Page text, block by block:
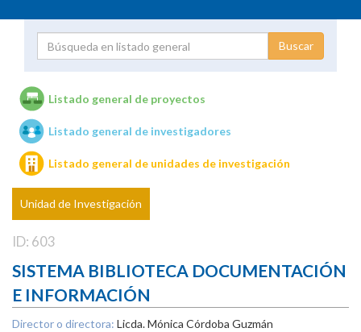
Unidades de investigación
Listado general de proyectos
Listado general de investigadores
Listado general de unidades de investigación
Unidad de Investigación
ID: 603
SISTEMA BIBLIOTECA DOCUMENTACIÓN
E INFORMACIÓN
Director o directora: Licda. Mónica Córdoba Guzmán